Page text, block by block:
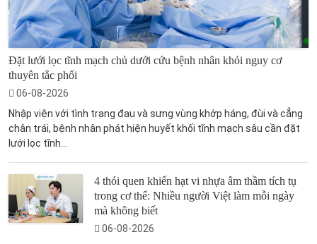
Đặt lưới lọc tĩnh mạch chủ dưới cứu bệnh nhân khỏi nguy cơ
thuyên tắc phổi
06-08-2026
Nhập viện với tình trạng đau và sưng vùng khớp háng, đùi và cẳng
chân trái, bệnh nhân phát hiện huyết khối tĩnh mạch sâu cần đặt
lưới lọc tĩnh...
4 thói quen khiến hạt vi nhựa âm thầm tích tụ
trong cơ thể: Nhiều người Việt làm mỗi ngày
mà không biết
06-08-2026